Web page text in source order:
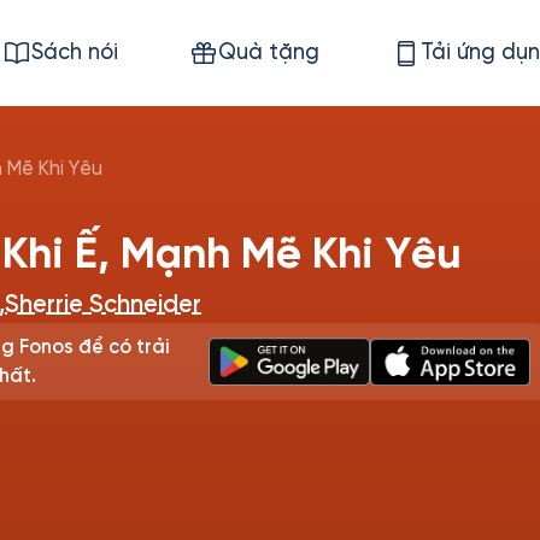
Sách nói Quà tặng Tải ứng
Mẽ Khi Yêu
Ế, Mạnh Mẽ Khi Yêu
,Sherrie Schneider
Fonos để có trải